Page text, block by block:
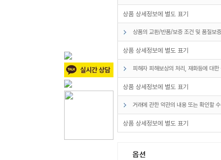
상품 상세정보에 별도 표기
상품의 교환/반품/보증 조건 및 품질보
상품 상세정보에 별도 표기
피해자 피해보상의 처리, 재화등에 대
상품 상세정보에 별도 표기
거래에 관한 약관의 내용 또는 확인할
상품 상세정보에 별도 표기
옵션